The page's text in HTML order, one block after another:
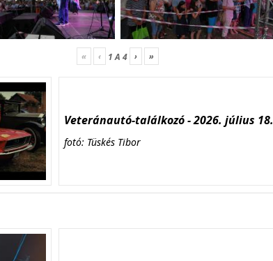
« ‹ 1A 4 › »
Veteránautó-találkozó - 2026. július 18.
fotó: Tüskés Tibor